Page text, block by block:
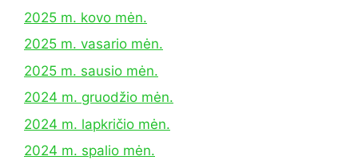
2025 m. kovo mėn.
2025 m. vasario mėn.
2025 m. sausio mėn.
2024 m. gruodžio mėn.
2024 m. lapkričio mėn.
2024 m. spalio mėn.